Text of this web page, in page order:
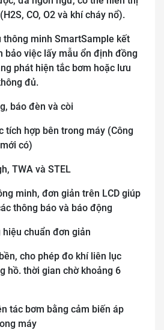
CO, O2 và khí cháy nổ).
thông minh SmartSample kết
bảo việc lấy mẫu ổn định đồng
phát hiện tắc bơm hoặc lưu
đủ.
báo đèn và còi
tích hợp bên trong máy (Công
có)
TWA và STEL
minh, đơn giản trên LCD giúp
thông báo và báo động
chuẩn đơn giản
cho phép đo khí liên lục
hồ. thời gian chờ khoảng 6
tác bơm bằng cảm biến áp
máy